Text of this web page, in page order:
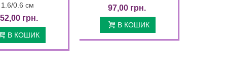
1.6/0.6 см
грн.
В КОШИК
97,00 грн.
В КОШИК